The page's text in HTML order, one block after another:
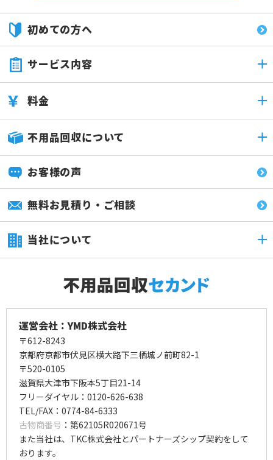
初めての方へ
サービス内容
料金
不用品回収について
お客様の声
無料お見積り・ご相談
当社について
運営会社：YMD株式会社
〒612-8243
京都府京都市伏見区横大路下三栖城ノ前町82-1
〒520-0105
滋賀県大津市下阪本5丁目21-14
フリーダイヤル：0120-626-638
TEL/FAX：0774-84-6333
古物商番号 ：第62105R020671号
また当社は、TKC株式会社とパートナーズシップ契約をして
おります。